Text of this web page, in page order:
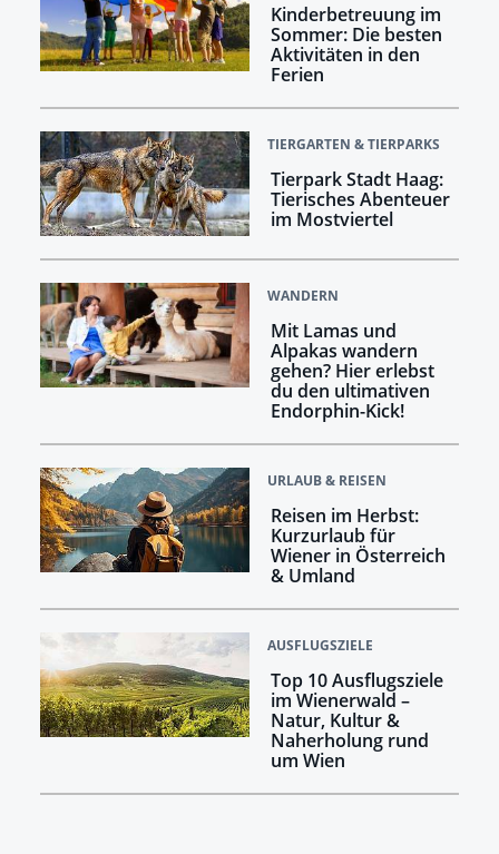
Kinderbetreuung im
Sommer: Die besten
Aktivitäten in den
Ferien
TIERGARTEN & TIERPARKS
Tierpark Stadt Haag:
Tierisches Abenteuer
im Mostviertel
WANDERN
Mit Lamas und
Alpakas wandern
gehen? Hier erlebst
du den ultimativen
Endorphin-Kick!
URLAUB & REISEN
Reisen im Herbst:
Kurzurlaub für
Wiener in Österreich
& Umland
AUSFLUGSZIELE
Top 10 Ausflugsziele
im Wienerwald –
Natur, Kultur &
Naherholung rund
um Wien